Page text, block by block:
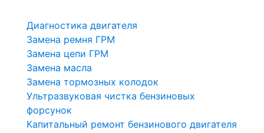
Диагностика двигателя
Замена ремня ГРМ
Замена цепи ГРМ
Замена масла
Замена тормозных колодок
Ультразвуковая чистка бензиновых
форсунок
Капитальный ремонт бензинового двигателя